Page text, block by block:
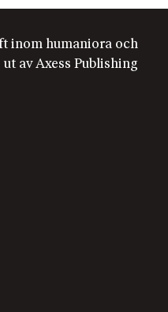
inom humaniora och
av Axess Publishing